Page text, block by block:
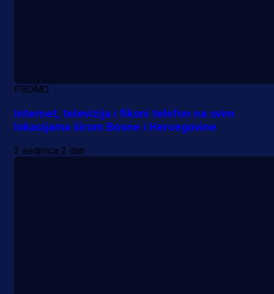
PROMO
Internet, televizija i fiksni telefon na svim
lokacijama širom Bosne i Hercegovine
2 sedmica 2 dan